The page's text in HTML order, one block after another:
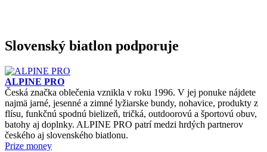
Slovenský biatlon podporuje
ALPINE PRO
Česká značka oblečenia vznikla v roku 1996. V jej ponuke nájdete
najmä jarné, jesenné a zimné lyžiarske bundy, nohavice, produkty z
flísu, funkčnú spodnú bielizeň, tričká, outdoorovú a športovú obuv,
batohy aj doplnky. ALPINE PRO patrí medzi hrdých partnerov
českého aj slovenského biatlonu.
Prize money